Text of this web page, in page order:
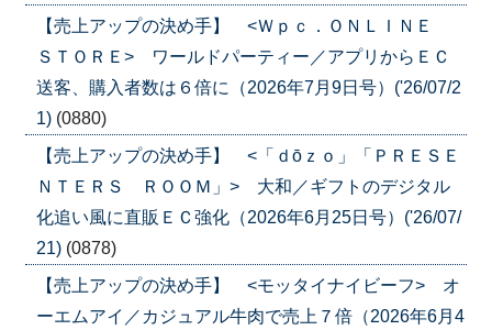
【売上アップの決め手】 <Ｗｐｃ．ＯＮＬＩＮＥ
ＳＴＯＲＥ> ワールドパーティー／アプリからＥＣ
送客、購入者数は６倍に（2026年7月9日号）('26/07/2
1) (0880)
【売上アップの決め手】 <「ｄōｚｏ」「ＰＲＥＳＥ
ＮＴＥＲＳ ＲＯＯＭ」> 大和／ギフトのデジタル
化追い風に直販ＥＣ強化（2026年6月25日号）('26/07/
21) (0878)
【売上アップの決め手】 <モッタイナイビーフ> オ
ーエムアイ／カジュアル牛肉で売上７倍（2026年6月4